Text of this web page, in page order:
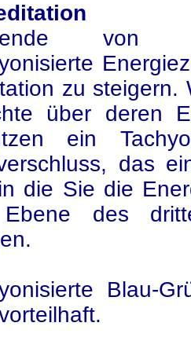
von
zu steigern.
über deren
ein
das
die Sie die
des
Blau-